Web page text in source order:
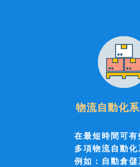
物流自動化
在最短時間可有
多項物流自動化
例如：自動倉儲